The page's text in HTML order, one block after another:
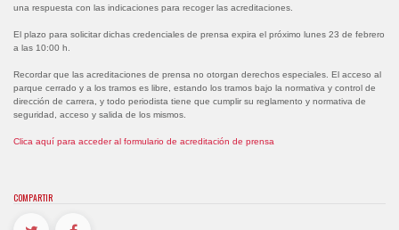
una respuesta con las indicaciones para recoger las acreditaciones.
El plazo para solicitar dichas credenciales de prensa expira el próximo lunes 23 de febrero
a las 10:00 h.
Recordar que las acreditaciones de prensa no otorgan derechos especiales. El acceso al
parque cerrado y a los tramos es libre, estando los tramos bajo la normativa y control de
dirección de carrera, y todo periodista tiene que cumplir su reglamento y normativa de
seguridad, acceso y salida de los mismos.
Clica aquí para acceder al formulario de acreditación de prensa
COMPARTIR